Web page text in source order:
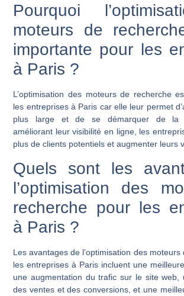
Pourquoi
moteurs de
importante pour les
à Paris ?
L’optimisation des moteurs de recherche
les entreprises à Paris car elle leur permet
plus large et de se démarquer de la
améliorant leur visibilité en ligne, les
plus de clients potentiels et augmenter leurs
Quels sont les
l’optimisation des
recherche pour les
à Paris ?
Les avantages de l’optimisation des
les entreprises à Paris incluent une
une augmentation du trafic sur le site web,
des ventes et des conversions, et une